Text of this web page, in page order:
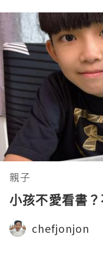
親子
小孩不愛看書？
chefjonjon